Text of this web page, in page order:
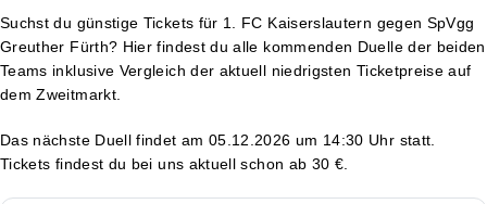
Suchst du günstige Tickets für 1. FC Kaiserslautern gegen SpVgg
Greuther Fürth? Hier findest du alle kommenden Duelle der beiden
Teams inklusive Vergleich der aktuell niedrigsten Ticketpreise auf
dem Zweitmarkt.
Das nächste Duell findet am 05.12.2026 um 14:30 Uhr statt.
Tickets findest du bei uns aktuell schon ab 30 €.